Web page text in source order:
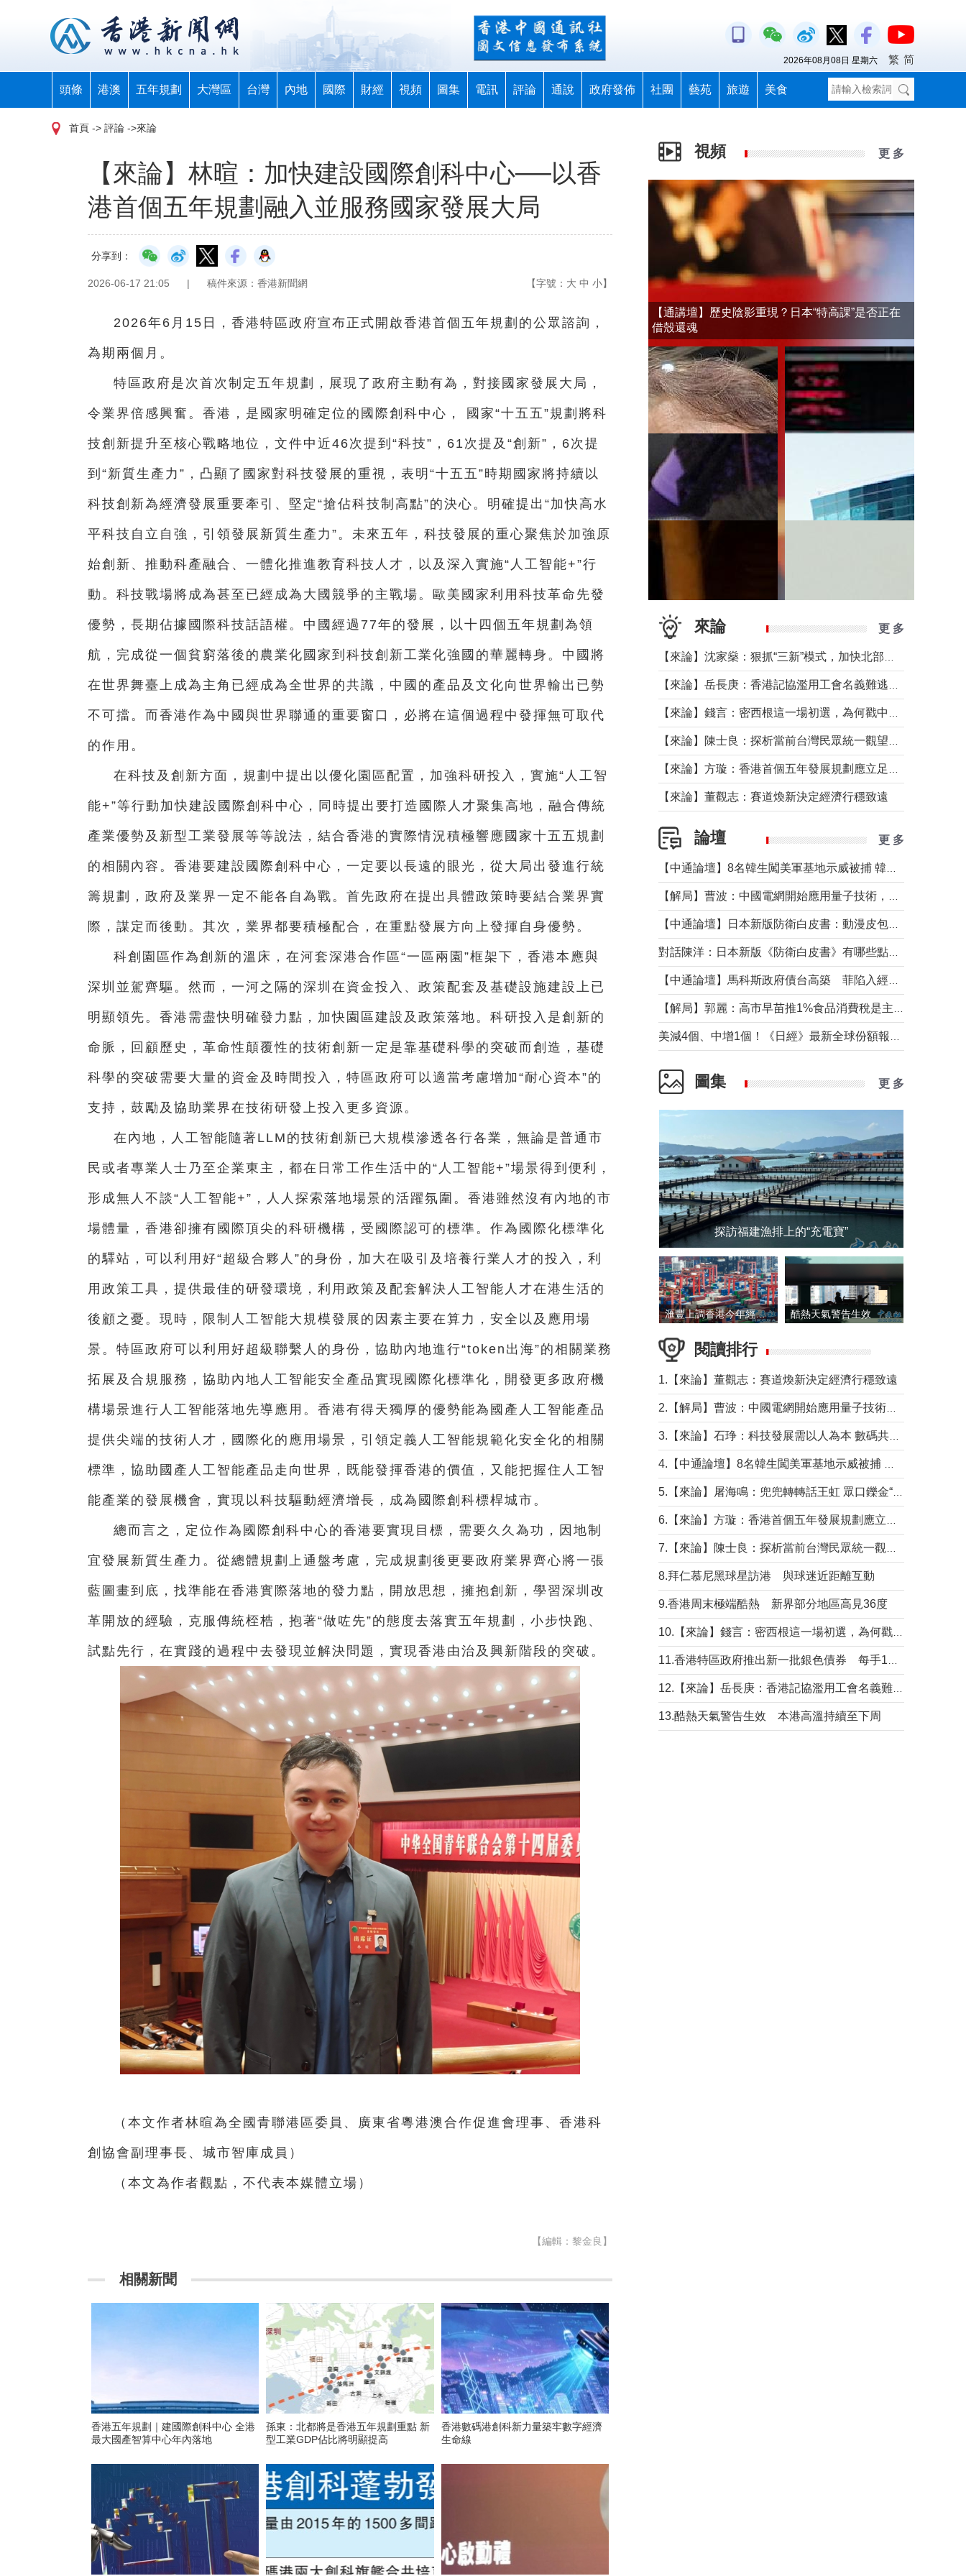
頭條 港澳 五年規劃 大灣區 台灣 內地 國際 財經 視頻 圖集 電訊 評論 通說 政府發佈 社團 藝苑 旅遊 美食
2026年08月08日 星期六 繁 简
首頁 -> 評論 ->來論
【來論】林暄：加快建設國際創科中心──以香
港首個五年規劃融入並服務國家發展大局
分享到：
2026-06-17 21:05 | 稿件來源：香港新聞網 【字號： 大 中 小】
2026年6月15日，香港特區政府宣布正式開啟香港首個五年規劃的公眾諮詢，
為期兩個月。
特區政府是次首次制定五年規劃，展現了政府主動有為，對接國家發展大局，
令業界倍感興奮。香港，是國家明確定位的國際創科中心， 國家“十五五”規劃將科
技創新提升至核心戰略地位，文件中近46次提到“科技”，61次提及“創新”，6次提
到“新質生產力”，凸顯了國家對科技發展的重視，表明“十五五”時期國家將持續以
科技創新為經濟發展重要牽引、堅定“搶佔科技制高點”的決心。明確提出“加快高水
平科技自立自強，引領發展新質生產力”。未來五年，科技發展的重心聚焦於加強原
始創新、推動科產融合、一體化推進教育科技人才，以及深入實施“人工智能+”行
動。科技戰場將成為甚至已經成為大國競爭的主戰場。歐美國家利用科技革命先發
優勢，長期佔據國際科技話語權。中國經過77年的發展，以十四個五年規劃為領
航，完成從一個貧窮落後的農業化國家到科技創新工業化強國的華麗轉身。中國將
在世界舞臺上成為主角已經成為全世界的共識，中國的產品及文化向世界輸出已勢
不可擋。而香港作為中國與世界聯通的重要窗口，必將在這個過程中發揮無可取代
的作用。
在科技及創新方面，規劃中提出以優化園區配置，加強科研投入，實施“人工智
能+”等行動加快建設國際創科中心，同時提出要打造國際人才聚集高地，融合傳統
產業優勢及新型工業發展等等說法，結合香港的實際情況積極響應國家十五五規劃
的相關內容。香港要建設國際創科中心，一定要以長遠的眼光，從大局出發進行統
籌規劃，政府及業界一定不能各自為戰。首先政府在提出具體政策時要結合業界實
際，謀定而後動。其次，業界都要積極配合，在重點發展方向上發揮自身優勢。
科創園區作為創新的溫床，在河套深港合作區“一區兩園”框架下，香港本應與
深圳並駕齊驅。然而，一河之隔的深圳在資金投入、政策配套及基礎設施建設上已
明顯領先。香港需盡快明確發力點，加快園區建設及政策落地。科研投入是創新的
命脈，回顧歷史，革命性顛覆性的技術創新一定是靠基礎科學的突破而創造，基礎
科學的突破需要大量的資金及時間投入，特區政府可以適當考慮增加“耐心資本”的
支持，鼓勵及協助業界在技術研發上投入更多資源。
在內地，人工智能隨著LLM的技術創新已大規模滲透各行各業，無論是普通市
民或者專業人士乃至企業東主，都在日常工作生活中的“人工智能+”場景得到便利，
形成無人不談“人工智能+”，人人探索落地場景的活躍氛圍。香港雖然沒有內地的市
場體量，香港卻擁有國際頂尖的科研機構，受國際認可的標準。作為國際化標準化
的驛站，可以利用好“超級合夥人”的身份，加大在吸引及培養行業人才的投入，利
用政策工具，提供最佳的研發環境，利用政策及配套解決人工智能人才在港生活的
後顧之憂。現時，限制人工智能大規模發展的因素主要在算力，安全以及應用場
景。特區政府可以利用好超級聯繫人的身份，協助內地進行“token出海”的相關業務
拓展及合規服務，協助內地人工智能安全產品實現國際化標準化，開發更多政府機
構場景進行人工智能落地先導應用。香港有得天獨厚的優勢能為國產人工智能產品
提供尖端的技術人才，國際化的應用場景，引領定義人工智能規範化安全化的相關
標準，協助國產人工智能產品走向世界，既能發揮香港的價值，又能把握住人工智
能產業的發展機會，實現以科技驅動經濟增長，成為國際創科標桿城市。
總而言之，定位作為國際創科中心的香港要實現目標，需要久久為功，因地制
宜發展新質生產力。從總體規劃上通盤考慮，完成規劃後更要政府業界齊心將一張
藍圖畫到底，找準能在香港實際落地的發力點，開放思想，擁抱創新，學習深圳改
革開放的經驗，克服傳統桎梏，抱著“做咗先”的態度去落實五年規劃，小步快跑、
試點先行，在實踐的過程中去發現並解決問題，實現香港由治及興新階段的突破。
（本文作者林暄為全國青聯港區委員、廣東省粵港澳合作促進會理事、香港科
創協會副理事長、城市智庫成員）
（本文為作者觀點，不代表本媒體立場）
【編輯：黎金良】
相關新聞
香港五年規劃｜建國際創科中心 全港
最大國產智算中心年內落地
孫東：北都將是香港五年規劃重點 新
型工業GDP佔比將明顯提高
香港數碼港創科新力量築牢數字經濟
生命線
視頻 更 多
【通講壇】歷史陰影重現？日本“特高課”是否正在
借殼還魂
來論 更 多
【來論】董觀志：賽道煥新決定經濟行穩致遠
論壇 更 多
圖集 更 多
探訪福建漁排上的“充電寶”
滙豐上調香港今年經濟增長預測至4.5% 酷熱天氣警告生效 本港高溫持續至下周
閱讀排行
1.【來論】董觀志：賽道煥新決定經濟行穩致遠
8.拜仁慕尼黑球星訪港 與球迷近距離互動
9.香港周末極端酷熱 新界部分地區高見36度
13.酷熱天氣警告生效 本港高溫持續至下周